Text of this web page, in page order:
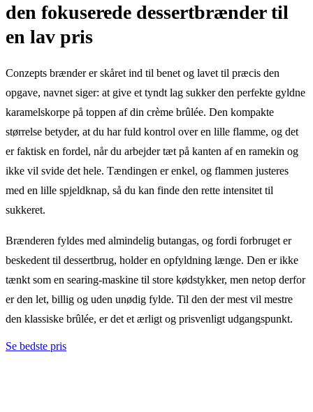
den fokuserede dessertbrænder til
en lav pris
Conzepts brænder er skåret ind til benet og lavet til præcis den
opgave, navnet siger: at give et tyndt lag sukker den perfekte gyldne
karamelskorpe på toppen af din crème brûlée. Den kompakte
størrelse betyder, at du har fuld kontrol over en lille flamme, og det
er faktisk en fordel, når du arbejder tæt på kanten af en ramekin og
ikke vil svide det hele. Tændingen er enkel, og flammen justeres
med en lille spjeldknap, så du kan finde den rette intensitet til
sukkeret.
Brænderen fyldes med almindelig butangas, og fordi forbruget er
beskedent til dessertbrug, holder en opfyldning længe. Den er ikke
tænkt som en searing-maskine til store kødstykker, men netop derfor
er den let, billig og uden unødig fylde. Til den der mest vil mestre
den klassiske brûlée, er det et ærligt og prisvenligt udgangspunkt.
Se bedste pris